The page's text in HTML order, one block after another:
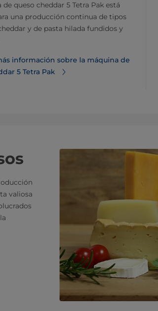
de queso cheddar 5 Tetra Pak está
una producción continua de tipos
y de pasta hilada fundidos y
información sobre la máquina de
5 Tetra Pak
valiosa